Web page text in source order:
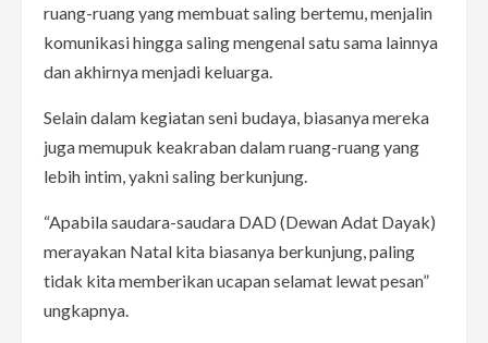
ruang-ruang yang membuat saling bertemu, menjalin
komunikasi hingga saling mengenal satu sama lainnya
dan akhirnya menjadi keluarga.
Selain dalam kegiatan seni budaya, biasanya mereka
juga memupuk keakraban dalam ruang-ruang yang
lebih intim, yakni saling berkunjung.
“Apabila saudara-saudara DAD (Dewan Adat Dayak)
merayakan Natal kita biasanya berkunjung, paling
tidak kita memberikan ucapan selamat lewat pesan”
ungkapnya.